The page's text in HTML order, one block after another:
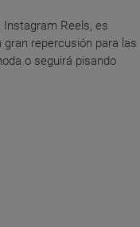
Instagram Reels, es
repercusión para las
o seguirá pisando